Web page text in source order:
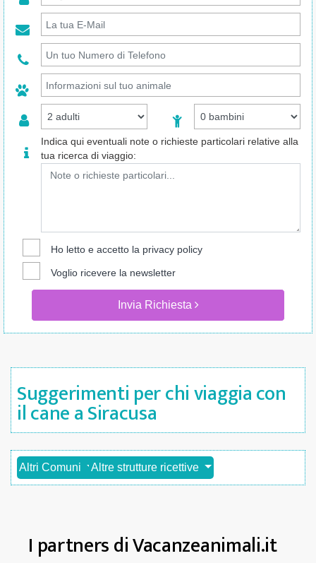
Indica qui eventuali note o richieste particolari relative alla
tua ricerca di viaggio:
Ho letto e accetto la privacy policy
Voglio ricevere la newsletter
Invia Richiesta
Suggerimenti per chi viaggia con
il cane a Siracusa
Altri Comuni Altre strutture ricettive
I partners di Vacanzeanimali.it